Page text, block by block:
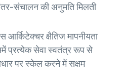
संचालन की अनुमति मिलती
आर्किटेक्चर क्षैतिज मापनीयता
प्रत्येक सेवा स्वतंत्र रूप से
पर स्केल करने में सक्षम